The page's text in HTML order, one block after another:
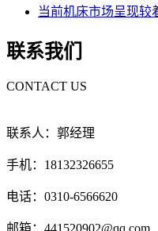
当前机床市场呈现较
联系我们
CONTACT US
联系人：郭经理
手机：18132326655
电话：0310-6566620
邮箱：441520902@qq.com